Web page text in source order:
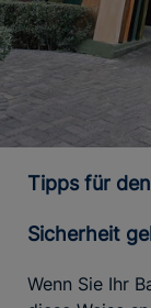
Tipps für
Sicherheit
Wenn Sie Ihr